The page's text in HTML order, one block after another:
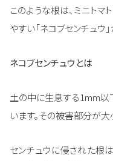
このような根は、ミニトマ
やすい「ネコブセンチュウ
ネコブセンチュウとは
土の中に生息する1mm以
います。その被害部分が大
センチュウに侵された根